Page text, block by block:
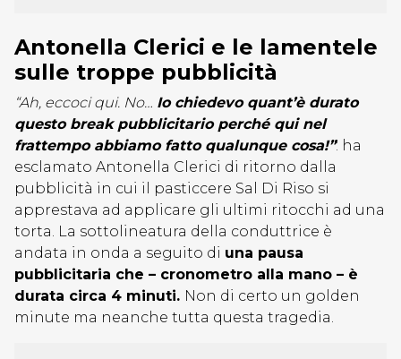
Antonella Clerici e le lamentele
sulle troppe pubblicità
“Ah, eccoci qui. No… Io chiedevo quant’è durato
questo break pubblicitario perché qui nel
frattempo abbiamo fatto qualunque cosa!”: ha
esclamato Antonella Clerici di ritorno dalla
pubblicità in cui il pasticcere Sal Di Riso si
apprestava ad applicare gli ultimi ritocchi ad una
torta. La sottolineatura della conduttrice è
andata in onda a seguito di una pausa
pubblicitaria che – cronometro alla mano – è
durata circa 4 minuti. Non di certo un golden
minute ma neanche tutta questa tragedia.